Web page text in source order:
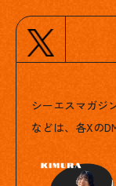
シーエスマガジ
などは、各Xの